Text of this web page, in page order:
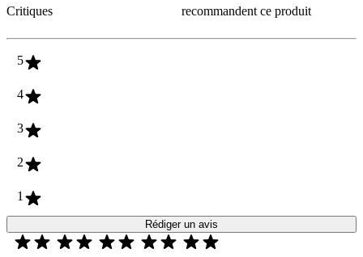
Critiques
recommandent ce produit
5
4
3
2
1
Rédiger un avis